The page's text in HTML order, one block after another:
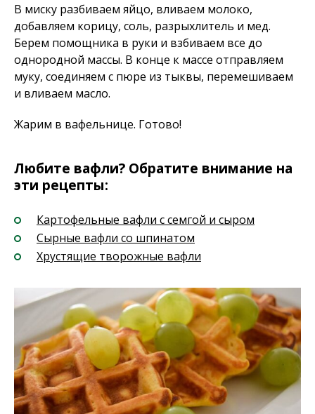
В миску разбиваем яйцо, вливаем молоко,
добавляем корицу, соль, разрыхлитель и мед.
Берем помощника в руки и взбиваем все до
однородной массы. В конце к массе отправляем
муку, соединяем с пюре из тыквы, перемешиваем
и вливаем масло.
Жарим в вафельнице. Готово!
Любите вафли? Обратите внимание на
эти рецепты:
Картофельные вафли с семгой и сыром
Сырные вафли со шпинатом
Хрустящие творожные вафли